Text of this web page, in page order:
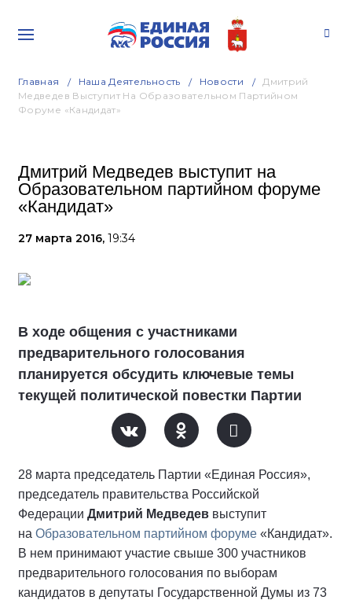
Главная Наша Деятельность Новости
Дмитрий
Медведев Выступит На Образовательном Партийном
Форуме «Кандидат»
Дмитрий Медведев выступит на
Образовательном партийном форуме
«Кандидат»
27 марта 2016, 19:34
В ходе общения с участниками
предварительного голосования
планируется обсудить ключевые темы
текущей политической повестки Партии
28 марта председатель Партии «Единая Россия»,
председатель правительства Российской
Федерации Дмитрий Медведев выступит
на Образовательном партийном форуме «Кандидат».
В нем принимают участие свыше 300 участников
предварительного голосования по выборам
кандидатов в депутаты Государственной Думы из 73